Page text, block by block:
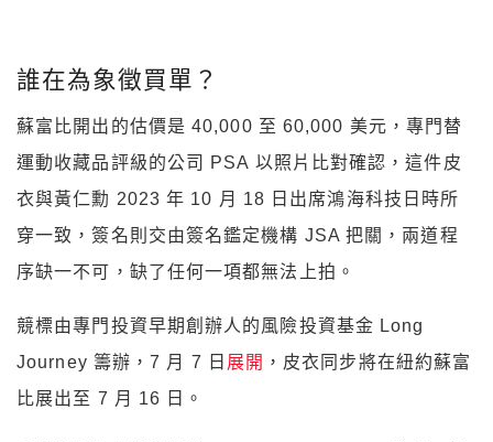
誰在為象徵買單？
蘇富比開出的估價是 40,000 至 60,000 美元，專門替
運動收藏品評級的公司 PSA 以照片比對確認，這件皮
衣與黃仁勳 2023 年 10 月 18 日出席鴻海科技日時所
穿一致，簽名則交由簽名鑑定機構 JSA 把關，兩道程
序缺一不可，缺了任何一項都無法上拍。
競標由專門投資早期創辦人的風險投資基金 Long
Journey 籌辦，7 月 7 日 展開 ，皮衣同步將在紐約蘇富
比展出至 7 月 16 日。